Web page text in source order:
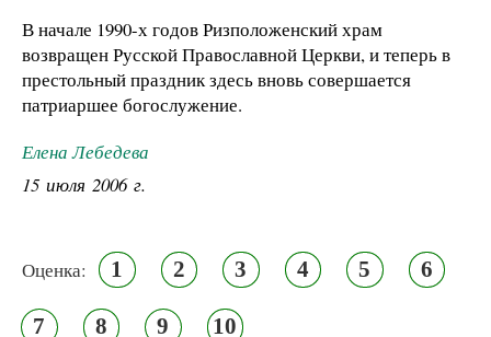
В начале 1990-х годов Ризположенский храм
возвращен Русской Православной Церкви, и теперь в
престольный праздник здесь вновь совершается
патриаршее богослужение.
Елена Лебедева
15 июля 2006 г.
Оценка: 1 2 3 4 5 6
7 8 9 10